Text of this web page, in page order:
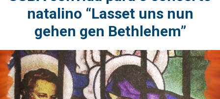
natalino “Lasset uns nun
gehen gen Bethlehem”